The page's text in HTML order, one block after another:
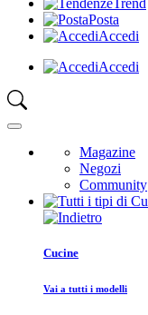
Trend
Posta
Accedi
Accedi
Magazine
Negozi
Community
Cucine
Vai a tutti i modelli